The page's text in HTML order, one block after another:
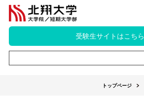
受験生サイトはこちら
トップページ